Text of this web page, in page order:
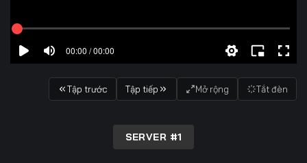
00:00 / 00:00
Tập trước Tập tiếp Mở rộng Tắt đèn
SERVER #1